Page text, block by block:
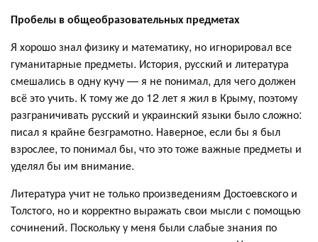
Пробелы в общеобразовательных предметах
Я хорошо знал физику и математику, но игнорировал все
гуманитарные предметы. История, русский и литература
смешались в одну кучу — я не понимал, для чего должен
всё это учить. К тому же до 12 лет я жил в Крыму, поэтому
разграничивать русский и украинский языки было сложно:
писал я крайне безграмотно. Наверное, если бы я был
взрослее, то понимал бы, что это тоже важные предметы и
уделял бы им внимание.
Литература учит не только произведениям Достоевского и
Толстого, но и корректно выражать свои мысли с помощью
сочинений. Поскольку у меня были слабые знания по